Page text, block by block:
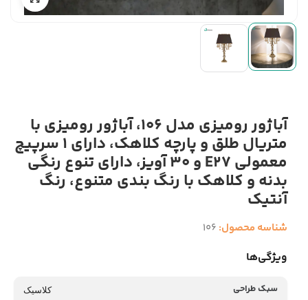
آباژور رومیزی مدل 106، آباژور رومیزی با
متریال طلق و پارچه کلاهک، دارای 1 سرپیچ
معمولی E27 و 30 آویز، دارای تنوع رنگی
بدنه و کلاهک با رنگ بندی متنوع، رنگ
آنتیک
شناسه محصول: 106
ویژگی‌ها
سبک طراحی کلاسیک